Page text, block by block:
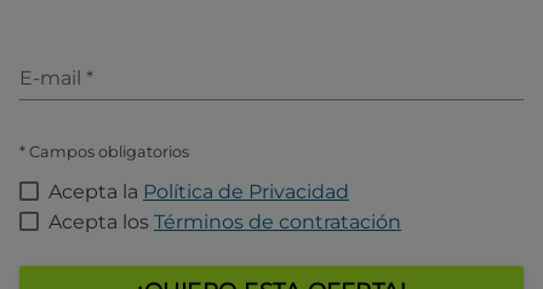
E-mail *
* Campos obligatorios
Acepta la Política de Privacidad
Acepta los Términos de contratación